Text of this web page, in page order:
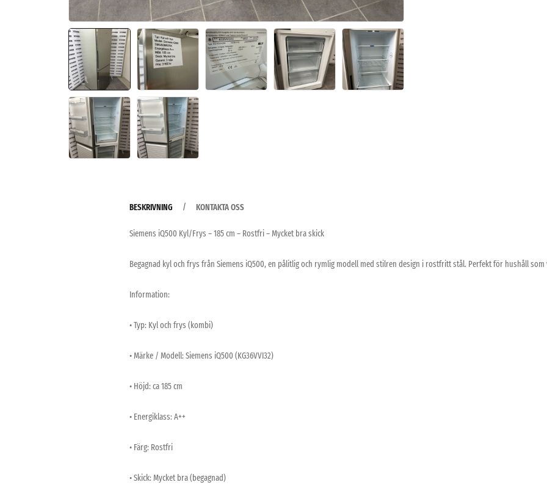
BESKRIVNING KONTAKTA OSS
Siemens iQ500 Kyl/Frys – 185 cm – Rostfri – Mycket bra skick
Begagnad kyl och frys från Siemens iQ500, en pålitlig och rymlig modell med stilren design i rostfritt stål. Perfekt för hushåll
Information:
• Typ: Kyl och frys (kombi)
• Märke / Modell: Siemens iQ500 (KG36VVI32)
• Höjd: ca 185 cm
• Energiklass: A++
• Färg: Rostfri
• Skick: Mycket bra (begagnad)